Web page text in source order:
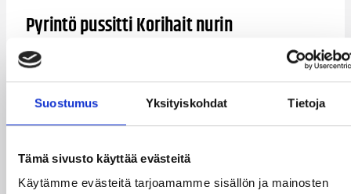
Suostumus Yksityiskohdat Tietoja
Tämä sivusto käyttää evästeitä
Käytämme evästeitä tarjoamamme sisällön ja mainosten
Pyrintö pussitti Korihait nurin
Tampereen Pyrintö saalisti kolmannen perättäisen
voiton Korisliigassa, tamperelaisten kaataessa Pyynikin
pimenevässä illassa sarjajumbo Korihait lukemin 109-
liekkeihin, kotijoukkueen pumpattua toinen toistaan
laadukkaampia kaukoheittomahdollisuuksia ilmaan ja
säkittäen yrityksistä peräti 57% (16/28).